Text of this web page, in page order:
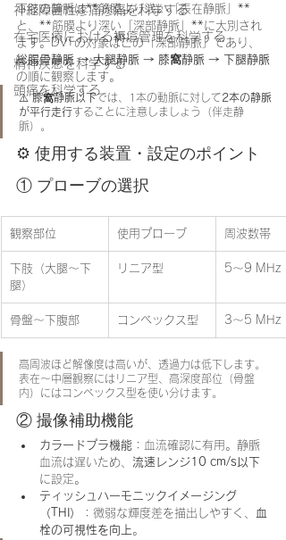
神経障害性疼痛疼痛を科学する
在宅医療における褥瘡管理を科学する
精神疾患を科学する
頭痛を科学する
下肢の静脈は**筋膜より浅い「表在静脈」**
と、**筋膜より深い「深部静脈」**に大別され
ます。DVTの対象はこの「深部静脈」であり、
総腸骨静脈 → 大腿静脈 → 膝窩静脈 → 下腿静脈
の順に観察します。
⚠️ 膝窩静脈以下では、1本の動脈に対して 2本の静脈
が平行走行することに注意しましょう（伴走静
脈）。
⚙️ 使用する装置・設定のポイント
① プローブの選択
観察部位 使用プローブ 周波数帯
下肢（大腿〜下
腿）
リニア型 5〜9 MHz
骨盤〜下腹部 コンベックス型 3〜5 MHz
高周波ほど解像度は高いが、透過力は低下します。
表在〜中層観察にはリニア型、高深度部位（骨盤
内）にはコンベックス型を使い分けます。
② 撮像補助機能
カラードプラ機能 ：血流確認に有用。静脈
血流は遅いため、 流速レンジ10 cm/s以下
に設定。
ティッシュハーモニックイメージング
（THI）
：微弱な輝度差を描出しやすく、 血
栓の可視性を向上。